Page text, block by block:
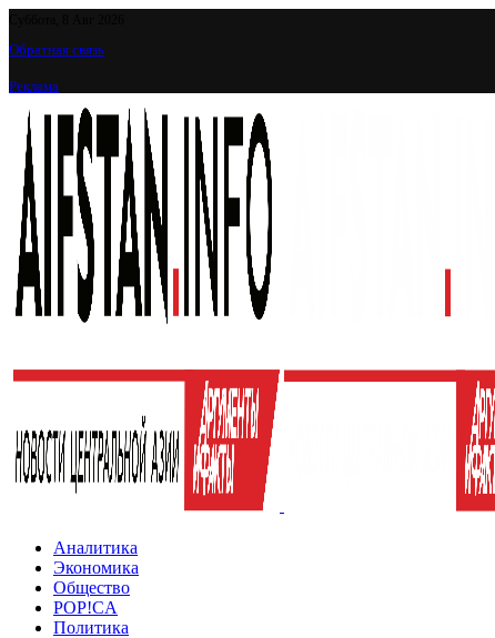
Обратная связь
Реклама
Аналитика
Экономика
Общество
POP!CA
Политика